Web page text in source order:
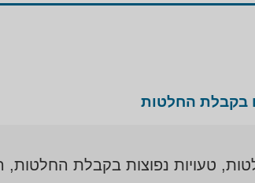
בקבלת החלטות
טעויות נפוצות בקבלת החלטות,